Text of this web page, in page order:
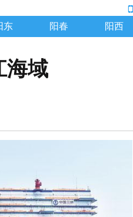
东 阳春 阳西
海域